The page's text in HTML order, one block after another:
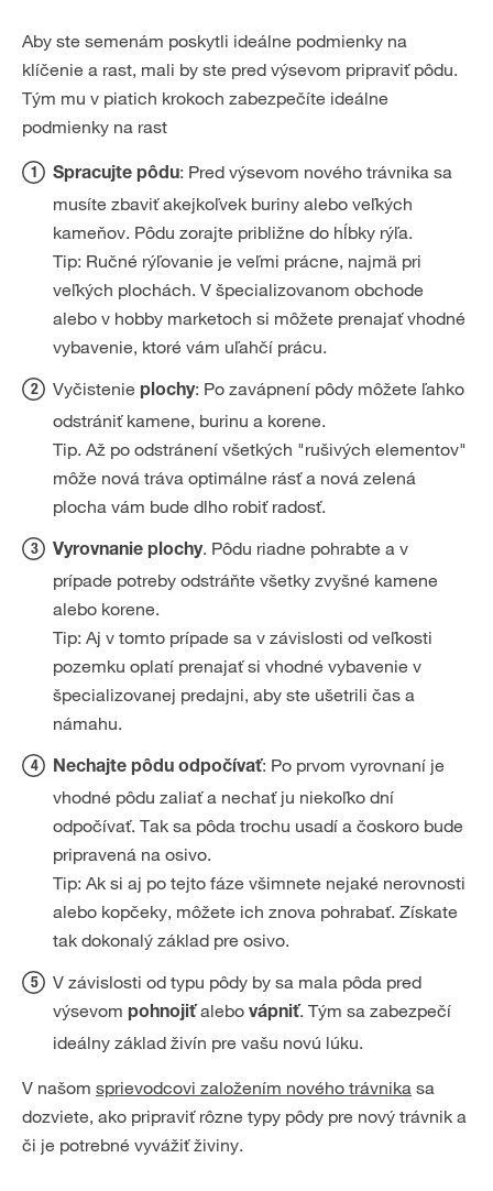
Aby ste semenám poskytli ideálne podmienky na
klíčenie a rast, mali by ste pred výsevom pripraviť pôdu.
Tým mu v piatich krokoch zabezpečíte ideálne
podmienky na rast
Spracujte pôdu: Pred výsevom nového trávnika sa
musíte zbaviť akejkoľvek buriny alebo veľkých
kameňov. Pôdu zorajte približne do hĺbky rýľa.
Tip: Ručné rýľovanie je veľmi prácne, najmä pri
veľkých plochách. V špecializovanom obchode
alebo v hobby marketoch si môžete prenajať vhodné
vybavenie, ktoré vám uľahčí prácu.
Vyčistenie plochy: Po zavápnení pôdy môžete ľahko
odstrániť kamene, burinu a korene.
Tip. Až po odstránení všetkých "rušivých elementov"
môže nová tráva optimálne rásť a nová zelená
plocha vám bude dlho robiť radosť.
Vyrovnanie plochy. Pôdu riadne pohrabte a v
prípade potreby odstráňte všetky zvyšné kamene
alebo korene.
Tip: Aj v tomto prípade sa v závislosti od veľkosti
pozemku oplatí prenajať si vhodné vybavenie v
špecializovanej predajni, aby ste ušetrili čas a
námahu.
Nechajte pôdu odpočívať: Po prvom vyrovnaní je
vhodné pôdu zaliať a nechať ju niekoľko dní
odpočívať. Tak sa pôda trochu usadí a čoskoro bude
pripravená na osivo.
Tip: Ak si aj po tejto fáze všimnete nejaké nerovnosti
alebo kopčeky, môžete ich znova pohrabať. Získate
tak dokonalý základ pre osivo.
V závislosti od typu pôdy by sa mala pôda pred
výsevom pohnojiťalebo vápniť. Tým sa zabezpečí
ideálny základ živín pre vašu novú lúku.
V našom sprievodcovi založením nového trávnika sa
dozviete, ako pripraviť rôzne typy pôdy pre nový trávnik a
či je potrebné vyvážiť živiny.